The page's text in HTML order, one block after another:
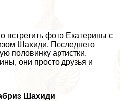
встретить фото Екатерины с
Шахиди. Последнего
половинку артистки.
они просто друзья и
Шахиди